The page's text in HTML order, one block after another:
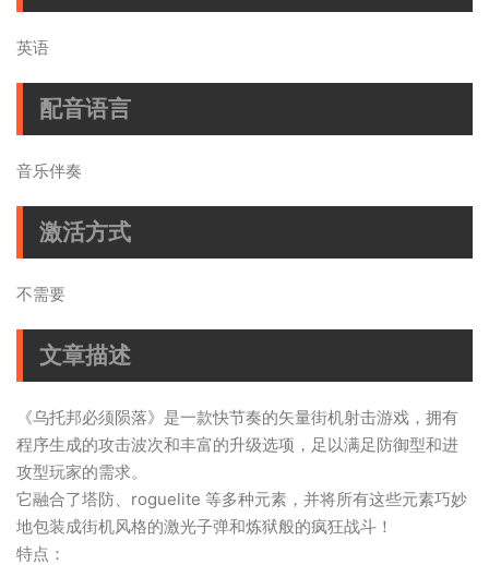
英语
配音语言
音乐伴奏
激活方式
不需要
文章描述
《乌托邦必须陨落》是一款快节奏的矢量街机射击游戏，拥有
程序生成的攻击波次和丰富的升级选项，足以满足防御型和进
攻型玩家的需求。
它融合了塔防、roguelite 等多种元素，并将所有这些元素巧妙
地包装成街机风格的激光子弹和炼狱般的疯狂战斗！
特点：